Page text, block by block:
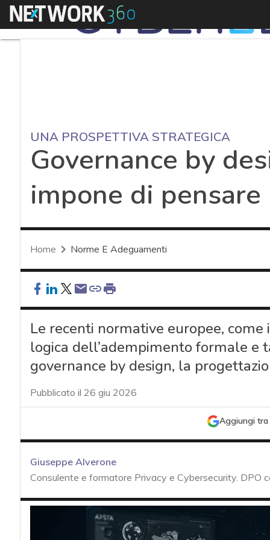
Menu
UNA PROSPETTIVA STRATEGICA
Governance by
impone di
Home Norme E Adeguamenti
Le recenti normative europee, come
logica dell’adempimento formale e
governance by design, la
Pubblicato il 26 giu 2026
Aggiungi tra
Giuseppe Alverone
Consulente e formatore Privacy e Cybersecurity.